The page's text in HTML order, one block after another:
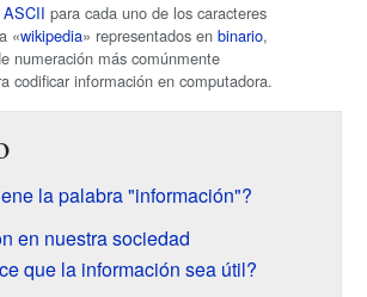
ASCII para cada uno de los caracteres
«wikipedia» representados en binario,
numeración más comúnmente
codificar información en computadora.
la palabra "información"?
en nuestra sociedad
que la información sea útil?